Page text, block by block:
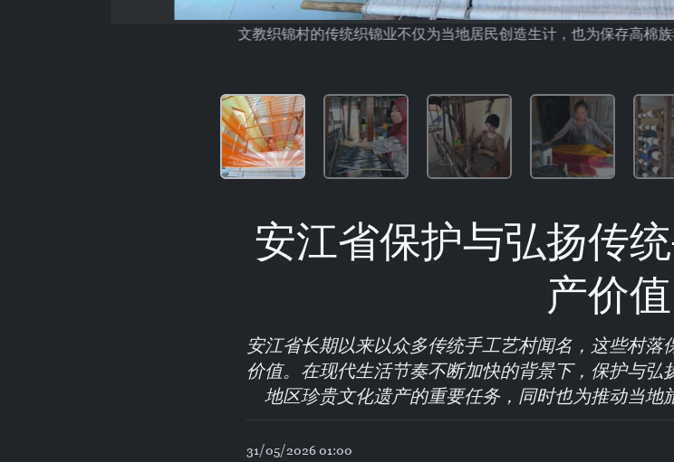
文教织锦村的传统织锦业不仅为当地居民创造生计，也为保存高棉
安江省保护与弘扬传
产价值
安江省长期以来以众多传统手工艺村闻名，这些村
价值。在现代生活节奏不断加快的背景下，保护与
地区珍贵文化遗产的重要任务，同时也为推动当地
31/05/2026 01:00